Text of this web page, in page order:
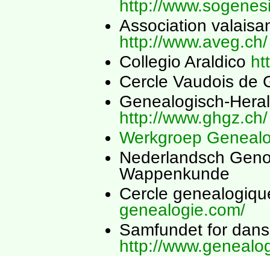
http://
Association
http://www.aveg.ch/
Collegio Araldico
Cercle Vaudois de
Genealogisch-
http://www.ghgz.ch/
Werkgroep
Nederlandsch
Wappenkunde
Cercle
genealogie.com/
Samfundet for
http://